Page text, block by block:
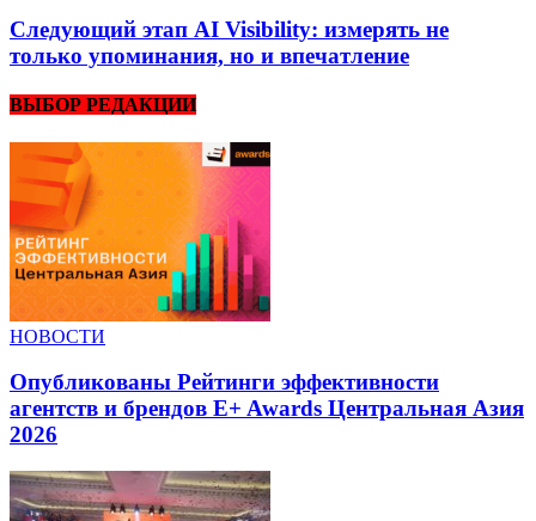
Следующий этап AI Visibility: измерять не
только упоминания, но и впечатление
ВЫБОР РЕДАКЦИИ
НОВОСТИ
Опубликованы Рейтинги эффективности
агентств и брендов E+ Awards Центральная Азия
2026